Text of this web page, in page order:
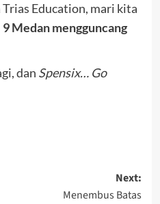
Education, mari kita
Medan mengguncang
dan Spensix… Go
Next:
Menembus Batas